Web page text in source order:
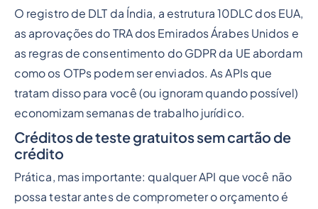
O registro de DLT da Índia, a estrutura 10DLC dos EUA,
as aprovações do TRA dos Emirados Árabes Unidos e
as regras de consentimento do GDPR da UE abordam
como os OTPs podem ser enviados. As APIs que
tratam disso para você (ou ignoram quando possível)
economizam semanas de trabalho jurídico.
Créditos de teste gratuitos sem cartão de
crédito
Prática, mas importante: qualquer API que você não
possa testar antes de comprometer o orçamento é